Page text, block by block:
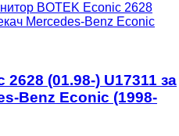
BOTEK Econic 2628
Mercedes-Benz Econic
(01.98-) U17311 за
Benz Econic (1998-